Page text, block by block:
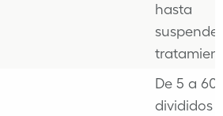
hasta
De 5 a 60
divididos